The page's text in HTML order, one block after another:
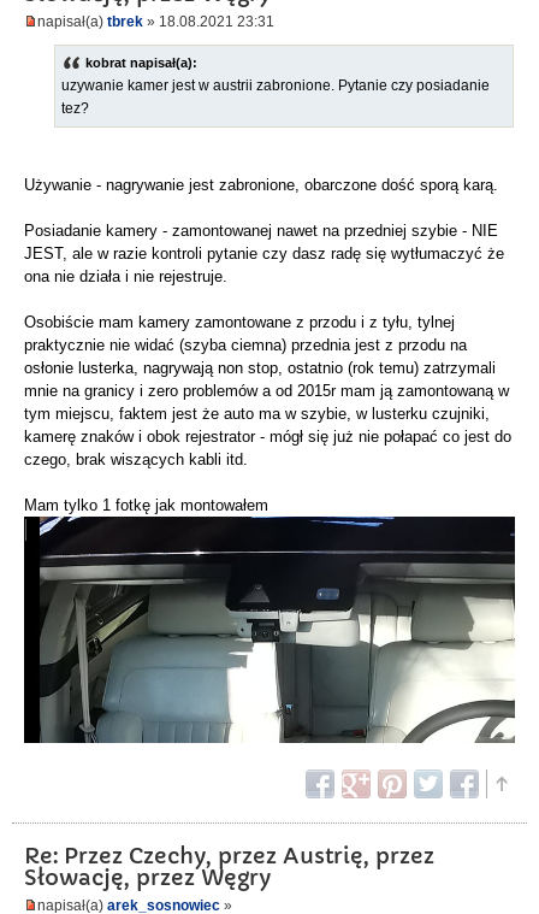
napisał(a) tbrek » 18.08.2021 23:31
kobrat napisał(a):
uzywanie kamer jest w austrii zabronione. Pytanie czy posiadanie
tez?
Używanie - nagrywanie jest zabronione, obarczone dość sporą karą.
Posiadanie kamery - zamontowanej nawet na przedniej szybie - NIE
JEST, ale w razie kontroli pytanie czy dasz radę się wytłumaczyć że
ona nie działa i nie rejestruje.
Osobiście mam kamery zamontowane z przodu i z tyłu, tylnej
praktycznie nie widać (szyba ciemna) przednia jest z przodu na
osłonie lusterka, nagrywają non stop, ostatnio (rok temu) zatrzymali
mnie na granicy i zero problemów a od 2015r mam ją zamontowaną w
tym miejscu, faktem jest że auto ma w szybie, w lusterku czujniki,
kamerę znaków i obok rejestrator - mógł się już nie połapać co jest do
czego, brak wiszących kabli itd.
Mam tylko 1 fotkę jak montowałem
Re: Przez Czechy, przez Austrię, przez
Słowację, przez Węgry
napisał(a) arek_sosnowiec »